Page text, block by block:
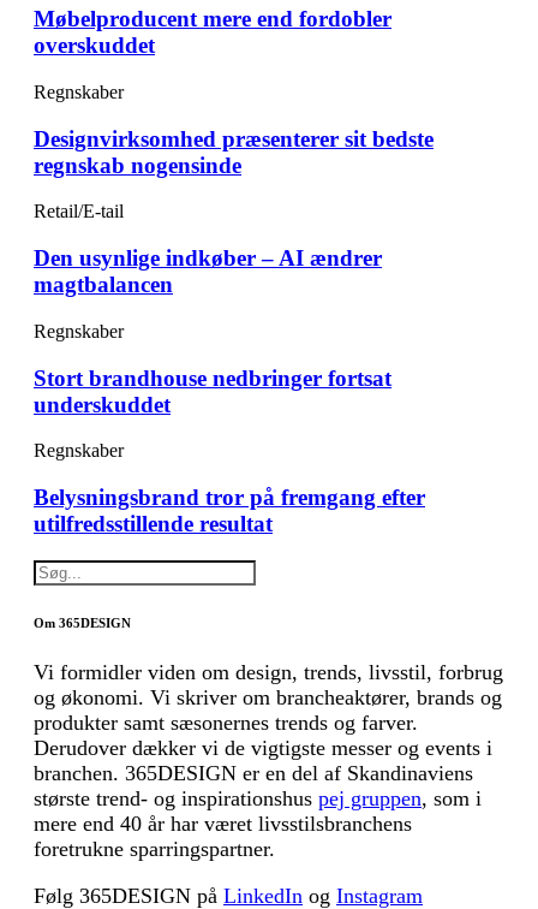
Møbelproducent mere end fordobler
overskuddet
Regnskaber
Designvirksomhed præsenterer sit bedste
regnskab nogensinde
Retail/E-tail
Den usynlige indkøber – AI ændrer
magtbalancen
Regnskaber
Stort brandhouse nedbringer fortsat
underskuddet
Regnskaber
Belysningsbrand tror på fremgang efter
utilfredsstillende resultat
Om 365DESIGN
Vi formidler viden om design, trends, livsstil, forbrug
og økonomi. Vi skriver om brancheaktører, brands og
produkter samt sæsonernes trends og farver.
Derudover dækker vi de vigtigste messer og events i
branchen. 365DESIGN er en del af Skandinaviens
største trend- og inspirationshus pej gruppen, som i
mere end 40 år har været livsstilsbranchens
foretrukne sparringspartner.
Følg 365DESIGN på LinkedIn og Instagram